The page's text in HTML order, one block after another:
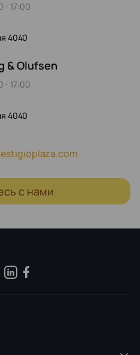
- 17:00
4040
& Olufsen
- 17:00
4040
с нами